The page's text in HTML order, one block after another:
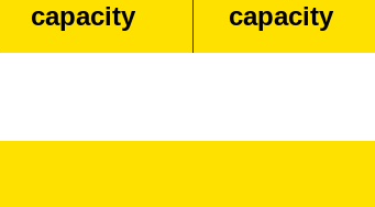
capacity
capacity